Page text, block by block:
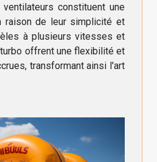
constituent une
raison de leur simplicité et
à plusieurs vitesses et
offrent une flexibilité et
transformant ainsi l'art